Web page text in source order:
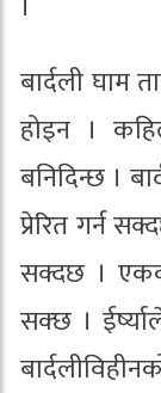
बार्दली घाम
होइन ।
बनिदिन्छ ।
प्रेरित गर्न
सक्दछ ।
सक्छ ।